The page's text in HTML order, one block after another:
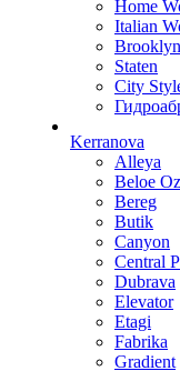
Home
Italian
Brooklyn
Staten
City
Kerranova
Alleya
Beloe
Bereg
Butik
Canyon
Central
Dubrava
Elevator
Etagi
Fabrika
Gradient